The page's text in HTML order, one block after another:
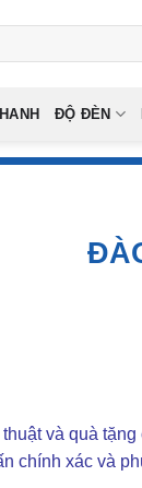
ĐỘ ĐÈN
và quà tặng
chính xác và